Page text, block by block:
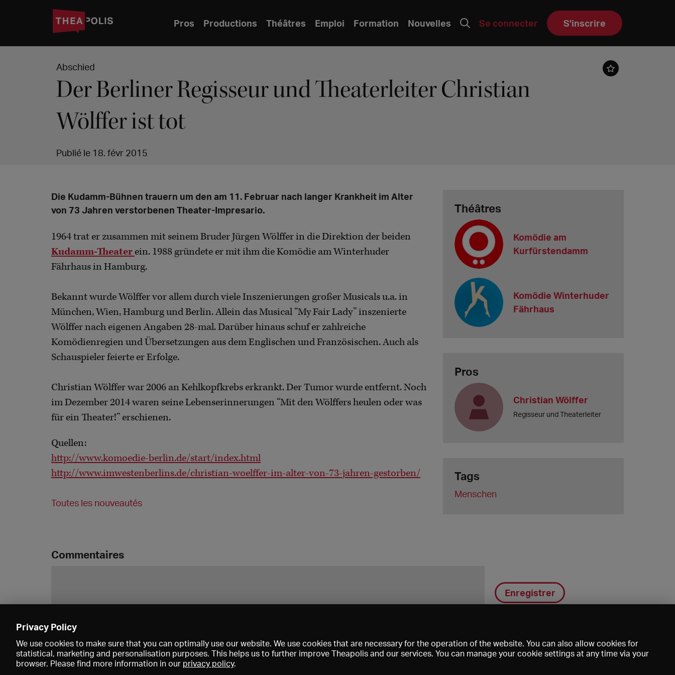
Pros Productions Théâtres Emploi Formation Nouvelles Se connecter S'inscrire
Abschied
Der Berliner Regisseur und Theaterleiter Christian
Wölffer ist tot
Publié le 18. févr 2015
Die Kudamm-Bühnen trauern um den am 11. Februar nach langer Krankheit im Alter
von 73 Jahren verstorbenen Theater-Impresario.
1964 trat er zusammen mit seinem Bruder Jürgen Wölffer in die Direktion der beiden
Kudamm-Theater ein. 1988 gründete er mit ihm die Komödie am Winterhuder
Fährhaus in Hamburg.
Bekannt wurde Wölffer vor allem durch viele Inszenierungen großer Musicals u.a. in
München, Wien, Hamburg und Berlin. Allein das Musical “My Fair Lady” inszenierte
Wölffer nach eigenen Angaben 28-mal. Darüber hinaus schuf er zahlreiche
Komödienregien und Übersetzungen aus dem Englischen und Französischen. Auch als
Schauspieler feierte er Erfolge.
Christian Wölffer war 2006 an Kehlkopfkrebs erkrankt. Der Tumor wurde entfernt. Noch
im Dezember 2014 waren seine Lebenserinnerungen “Mit den Wölffers heulen oder was
für ein Theater!” erschienen.
Quellen:
http://www.komoedie-berlin.de/start/index.html
http://www.imwestenberlins.de/christian-woelffer-im-alter-von-73-jahren-gestorben/
Toutes les nouveautés
Théâtres
Komödie am
Kurfürstendamm
Komödie Winterhuder
Fährhaus
Pros
Christian Wölffer
Regisseur und Theaterleiter
Tags
Menschen
Commentaires
Enregistrer
Privacy Policy
We use cookies to make sure that you can optimally use our website. We use cookies that are necessary for the operation of the website. You can also allow cookies for
statistical, marketing and personalisation purposes. This helps us to further improve Theapolis and our services. You can manage your cookie settings at any time via your
browser. Please find more information in our privacy policy.